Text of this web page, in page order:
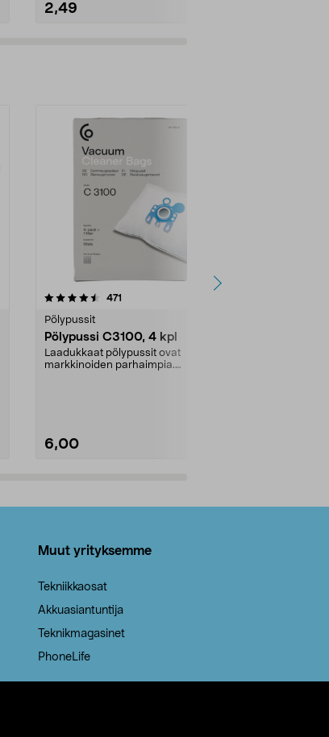
2,49
471
Pölypussit
Pölypussi C3100, 4 kpl
Laadukkaat pölypussit ovat
markkinoiden parhaimpia.
6,00
4.5viidestä
Muut yrityksemme
Tekniikkaosat
Akkuasiantuntija
Teknikmagasinet
PhoneLife